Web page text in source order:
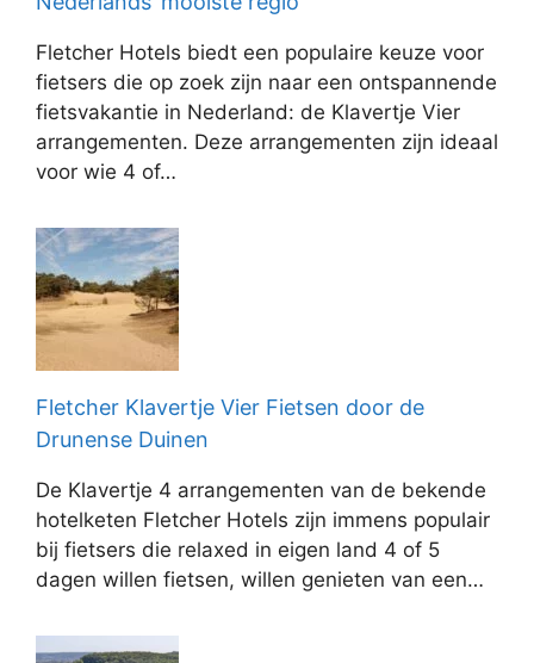
Fletcher Hotels biedt een populaire keuze voor
fietsers die op zoek zijn naar een ontspannende
fietsvakantie in Nederland: de Klavertje Vier
arrangementen. Deze arrangementen zijn ideaal
voor wie 4 of…
Fletcher Klavertje Vier Fietsen door de
Drunense Duinen
De Klavertje 4 arrangementen van de bekende
hotelketen Fletcher Hotels zijn immens populair
bij fietsers die relaxed in eigen land 4 of 5
dagen willen fietsen, willen genieten van een…